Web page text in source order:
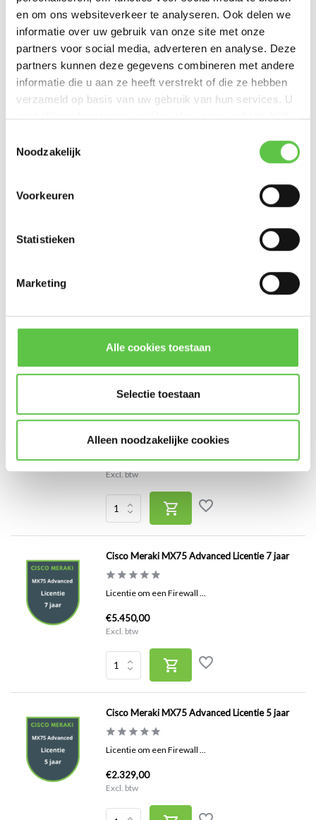
en om ons websiteverkeer te analyseren. Ook delen we
informatie over uw gebruik van onze site met onze
partners voor social media, adverteren en analyse. Deze
partners kunnen deze gegevens combineren met andere
informatie die u aan ze heeft verstrekt of die ze hebben
verzameld op basis van uw gebruik van hun services. U
gaat akkoord met onze cookies als u onze website blijft
Noodzakelijk
Voorkeuren
Statistieken
Marketing
Alle cookies toestaan
Selectie toestaan
Alleen noodzakelijke cookies
Excl. btw
Cisco Meraki MX95 Enterprise Licentie 10 jaar
Licentie om een Firewall ...
Cisco Meraki MX95 Enterprise Licentie 5 jaar
Excl. btw
Cisco Meraki MX95 Enterprise Licentie 3 jaar
Licentie om een Firewall ...
€3.700,00
Excl. btw
Cisco Meraki MX75 Advanced Licentie 7 jaar
Licentie om een Firewall ...
€5.450,00
Excl. btw
Cisco Meraki MX75 Advanced Licentie 5 jaar
Licentie om een Firewall ...
€2.329,00
Excl. btw